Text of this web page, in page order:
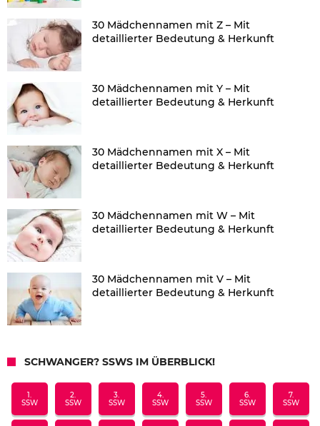
30 Mädchennamen mit Z – Mit
detaillierter Bedeutung & Herkunft
30 Mädchennamen mit Y – Mit
detaillierter Bedeutung & Herkunft
30 Mädchennamen mit X – Mit
detaillierter Bedeutung & Herkunft
30 Mädchennamen mit W – Mit
detaillierter Bedeutung & Herkunft
30 Mädchennamen mit V – Mit
detaillierter Bedeutung & Herkunft
SCHWANGER? SSWS IM ÜBERBLICK!
1.
SSW
2.
SSW
3.
SSW
4.
SSW
5.
SSW
6.
SSW
7.
SSW